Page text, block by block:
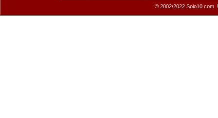
© 2002/2022 Solo10.com